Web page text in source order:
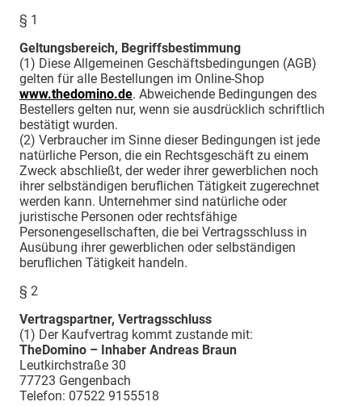
§ 1
Geltungsbereich, Begriffsbestimmung
(1) Diese Allgemeinen Geschäftsbedingungen (AGB)
gelten für alle Bestellungen im Online-Shop
www.thedomino.de. Abweichende Bedingungen des
Bestellers gelten nur, wenn sie ausdrücklich schriftlich
bestätigt wurden.
(2) Verbraucher im Sinne dieser Bedingungen ist jede
natürliche Person, die ein Rechtsgeschäft zu einem
Zweck abschließt, der weder ihrer gewerblichen noch
ihrer selbständigen beruflichen Tätigkeit zugerechnet
werden kann. Unternehmer sind natürliche oder
juristische Personen oder rechtsfähige
Personengesellschaften, die bei Vertragsschluss in
Ausübung ihrer gewerblichen oder selbständigen
beruflichen Tätigkeit handeln.
§ 2
Vertragspartner, Vertragsschluss
(1) Der Kaufvertrag kommt zustande mit:
TheDomino – Inhaber Andreas Braun
Leutkirchstraße 30
77723 Gengenbach
Telefon: 07522 9155518